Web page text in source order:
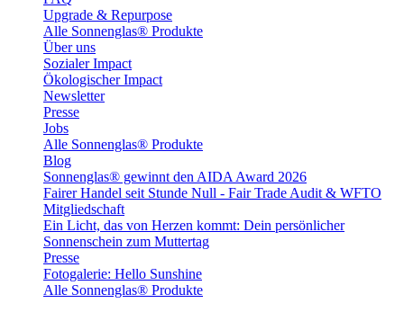
Upgrade & Repurpose
Alle Sonnenglas® Produkte
Über uns
Sozialer Impact
Ökologischer Impact
Newsletter
Presse
Jobs
Alle Sonnenglas® Produkte
Blog
Sonnenglas® gewinnt den AIDA Award 2026
Fairer Handel seit Stunde Null - Fair Trade Audit & WFTO
Mitgliedschaft
Ein Licht, das von Herzen kommt: Dein persönlicher
Sonnenschein zum Muttertag
Presse
Fotogalerie: Hello Sunshine
Alle Sonnenglas® Produkte